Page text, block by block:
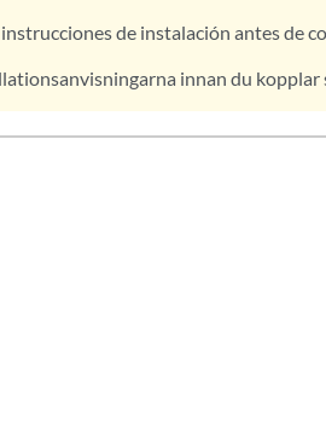
de instalación antes de
innan du